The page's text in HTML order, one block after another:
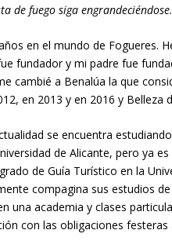
de fuego siga engrandeciéndose.
en el mundo de Fogueres.
fundador y mi padre fue
cambié a Benalúa la que
en 2013 y en 2016 y Belleza
se encuentra
de Alicante, pero ya
de Guía Turístico en la
compagina sus estudios
una academia y clases
con las obligaciones festeras